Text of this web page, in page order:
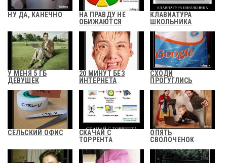
НУ ДА, КАНЕЧНО
НА ПРАВДУ НЕ
ОБИЖАЮТСЯ
КЛАВИАТУРА
ШКОЛЬНИКА
У МЕНЯ 5 ГБ
ДЕВУШЕК
20 МИНУТ БЕЗ
ИНТЕРНЕТА
СХОДИ
ПРОГУГЛИСЬ
СЕЛЬСКИЙ ОФИС
СКАЧАЙ С
ТОРРЕНТА
ОПЯТЬ
СВОЛОЧЕНОК